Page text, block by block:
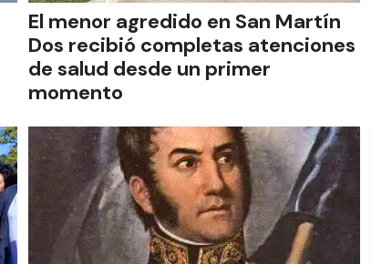
El menor agredido en San Martín
Dos recibió completas atenciones
de salud desde un primer
momento